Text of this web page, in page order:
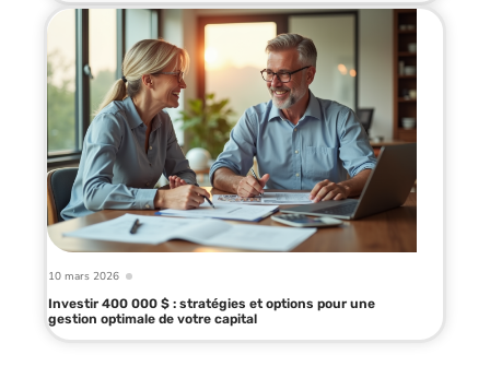
10 mars 2026
Investir 400 000 $ : stratégies et options pour une
gestion optimale de votre capital